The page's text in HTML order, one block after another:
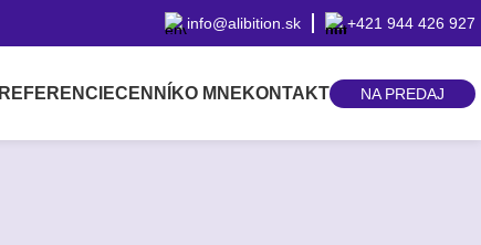
info@alibition.sk +421 944 426 927
REFERENCIECENNÍKO MNE KONTAKT NA PREDAJ